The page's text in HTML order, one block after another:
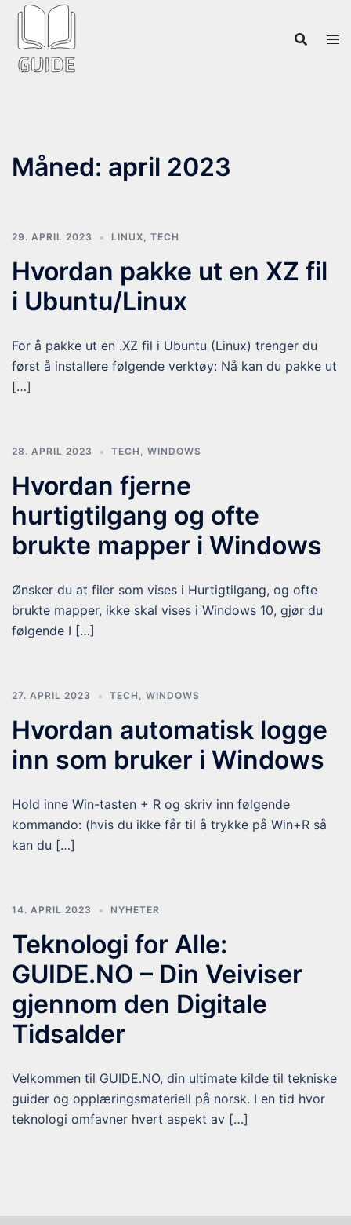
Hopp
innhold
Måned: april 2023
29. APRIL 2023 LINUX TECH
Hvordan pakke ut en XZ fil
i Ubuntu/Linux
For å pakke ut en .XZ fil i Ubuntu (Linux) trenger du
først å installere følgende verktøy: Nå kan du pakke ut
[…]
28. APRIL 2023 TECH WINDOWS
Hvordan fjerne
hurtigtilgang og ofte
brukte mapper i Windows
Ønsker du at filer som vises i Hurtigtilgang, og ofte
brukte mapper, ikke skal vises i Windows 10, gjør du
følgende I […]
27. APRIL 2023 TECH WINDOWS
Hvordan automatisk logge
inn som bruker i Windows
Hold inne Win-tasten + R og skriv inn følgende
kommando: (hvis du ikke får til å trykke på Win+R så
kan du […]
14. APRIL 2023 NYHETER
Teknologi for Alle:
GUIDE.NO – Din Veiviser
gjennom den Digitale
Tidsalder
Velkommen til GUIDE.NO, din ultimate kilde til tekniske
guider og opplæringsmateriell på norsk. I en tid hvor
teknologi omfavner hvert aspekt av […]